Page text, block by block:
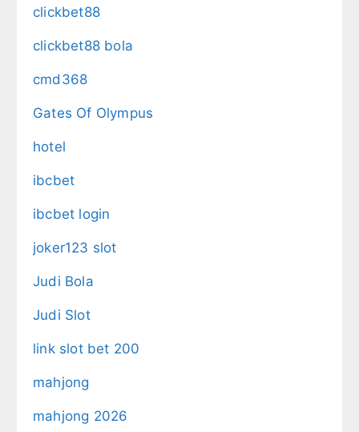
clickbet88
clickbet88 bola
cmd368
Gates Of Olympus
hotel
ibcbet
ibcbet login
joker123 slot
Judi Bola
Judi Slot
link slot bet 200
mahjong
mahjong 2026